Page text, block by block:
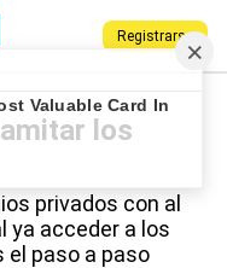
Registrarse
los
privados con al
ya acceder a los
el paso a paso